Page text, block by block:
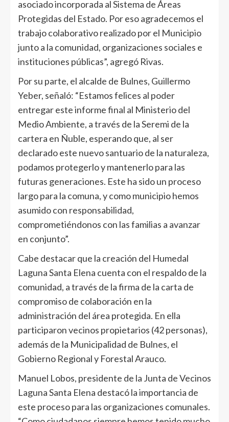
asociado incorporada al Sistema de Áreas
Protegidas del Estado. Por eso agradecemos el
trabajo colaborativo realizado por el Municipio
junto a la comunidad, organizaciones sociales e
instituciones públicas”, agregó Rivas.
Por su parte, el alcalde de Bulnes, Guillermo
Yeber, señaló: “Estamos felices al poder
entregar este informe final al Ministerio del
Medio Ambiente, a través de la Seremi de la
cartera en Ñuble, esperando que, al ser
declarado este nuevo santuario de la naturaleza,
podamos protegerlo y mantenerlo para las
futuras generaciones. Este ha sido un proceso
largo para la comuna, y como municipio hemos
asumido con responsabilidad,
comprometiéndonos con las familias a avanzar
en conjunto”.
Cabe destacar que la creación del Humedal
Laguna Santa Elena cuenta con el respaldo de la
comunidad, a través de la firma de la carta de
compromiso de colaboración en la
administración del área protegida. En ella
participaron vecinos propietarios (42 personas),
además de la Municipalidad de Bulnes, el
Gobierno Regional y Forestal Arauco.
Manuel Lobos, presidente de la Junta de Vecinos
Laguna Santa Elena destacó la importancia de
este proceso para las organizaciones comunales.